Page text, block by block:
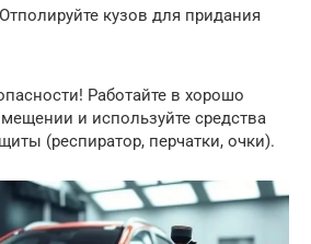
кузов для придания
Работайте в хорошо
и используйте средства
(респиратор, перчатки, очки).